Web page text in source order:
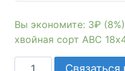
Вы экономите: 3₽
хвойная сорт АВС
КоличествоСвязаться